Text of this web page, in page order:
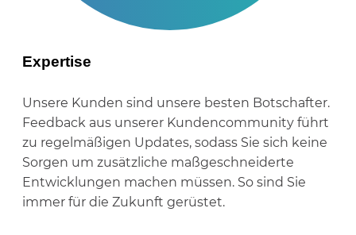
Expertise
Unsere Kunden sind unsere besten Botschafter.
Feedback aus unserer Kundencommunity führt
zu regelmäßigen Updates, sodass Sie sich keine
Sorgen um zusätzliche maßgeschneiderte
Entwicklungen machen müssen. So sind Sie
immer für die Zukunft gerüstet.